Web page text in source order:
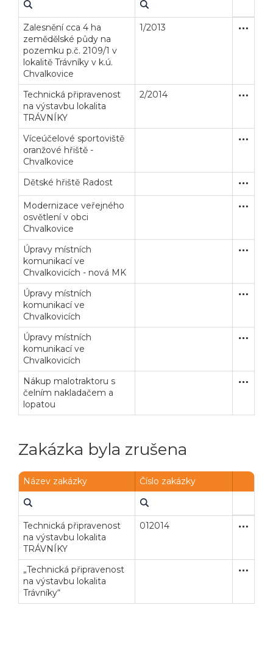
Zalesnění cca 4 ha
zemědělské půdy na
pozemku p.č. 2109/1 v
lokalitě Trávníky v k.ú.
Chvalkovice
1/2013 Služby
Technická připravenost
na výstavbu lokalita
TRÁVNÍKY
2/2014
Víceúčelové sportoviště
oranžové hřiště -
Chvalkovice
Dětské hřiště Radost
Modernizace veřejného
osvětlení v obci
Chvalkovice
Úpravy místních
komunikací ve
Chvalkovicích - nová MK
Úpravy místních
komunikací ve
Chvalkovicích
Úpravy místních
komunikací ve
Chvalkovicích
Nákup malotraktoru s
čelním nakladačem a
lopatou
Zakázka byla zrušena
Název zakázky Číslo zakázky
Technická připravenost
na výstavbu lokalita
TRÁVNÍKY
012014
„Technická připravenost
na výstavbu lokalita
Trávníky“
Veřejné zakázky